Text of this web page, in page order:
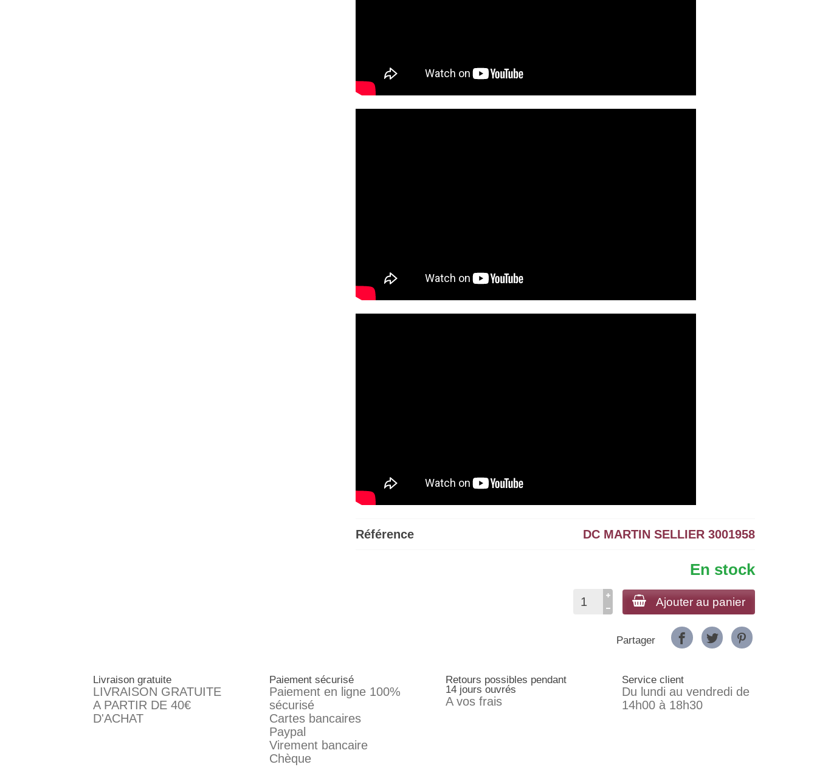
Référence DC MARTIN SELLIER 3001958
En stock
Ajouter au panier
Partager
Livraison gratuite
LIVRAISON GRATUITE
A PARTIR DE 40€
D'ACHAT
Paiement sécurisé
Paiement en ligne 100%
sécurisé
Cartes bancaires
Paypal
Virement bancaire
Chèque
Retours possibles pendant
14 jours ouvrés
A vos frais
Service client
Du lundi au vendredi de
14h00 à 18h30